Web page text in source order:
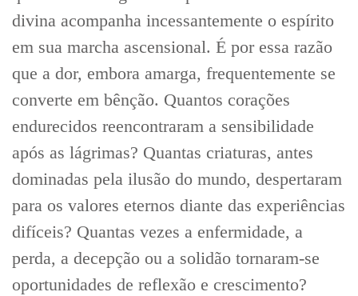
divina acompanha incessantemente o espírito
em sua marcha ascensional. É por essa razão
que a dor, embora amarga, frequentemente se
converte em bênção. Quantos corações
endurecidos reencontraram a sensibilidade
após as lágrimas? Quantas criaturas, antes
dominadas pela ilusão do mundo, despertaram
para os valores eternos diante das experiências
difíceis? Quantas vezes a enfermidade, a
perda, a decepção ou a solidão tornaram-se
oportunidades de reflexão e crescimento?